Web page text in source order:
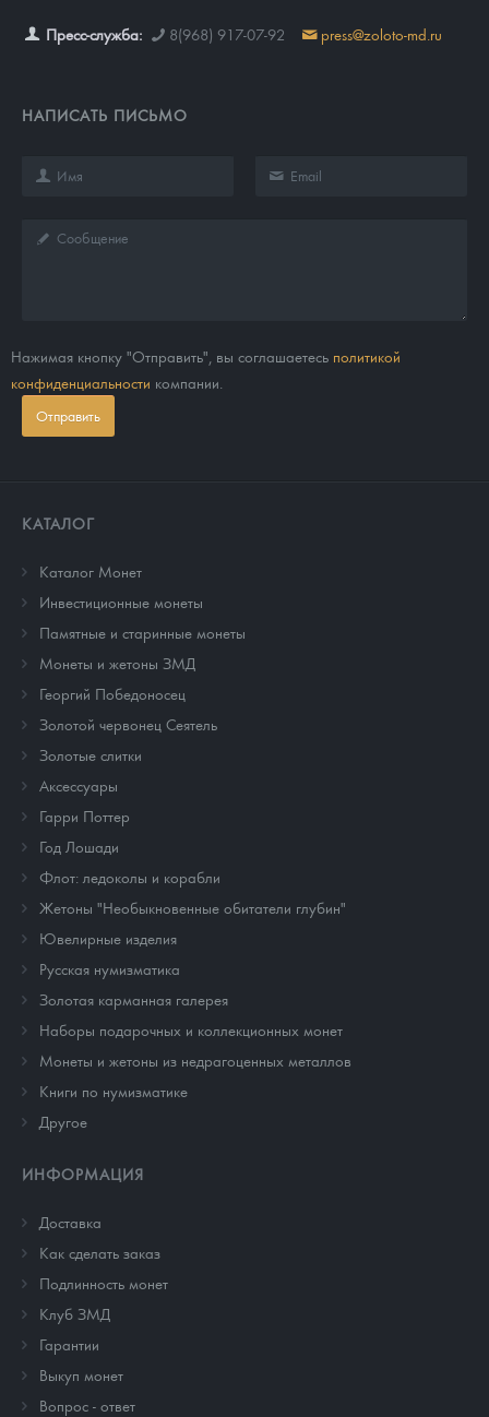
Пресс-служба: 8(968) 917-07-92 press@zoloto-md.ru
НАПИСАТЬ ПИСЬМО
Нажимая кнопку "Отправить", вы соглашаетесь политикой
конфиденциальности компании.
Отправить
КАТАЛОГ
Каталог Монет
Инвестиционные монеты
Памятные и старинные монеты
Монеты и жетоны ЗМД
Георгий Победоносец
Золотой червонец Сеятель
Золотые слитки
Аксессуары
Гарри Поттер
Год Лошади
Флот: ледоколы и корабли
Жетоны "Необыкновенные обитатели глубин"
Ювелирные изделия
Русская нумизматика
Золотая карманная галерея
Наборы подарочных и коллекционных монет
Монеты и жетоны из недрагоценных металлов
Книги по нумизматике
Другое
ИНФОРМАЦИЯ
Доставка
Как сделать заказ
Подлинность монет
Клуб ЗМД
Гарантии
Выкуп монет
Вопрос - ответ